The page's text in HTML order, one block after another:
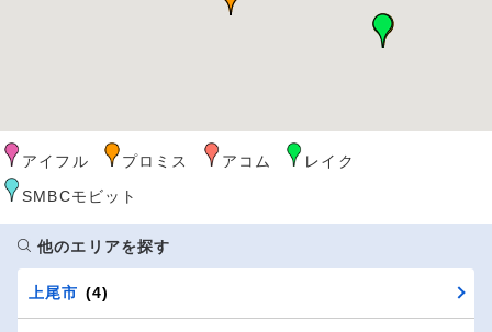
アイフル プロミス アコム
レイク
SMBCモビット
他のエリアを探す
上尾市 (4)